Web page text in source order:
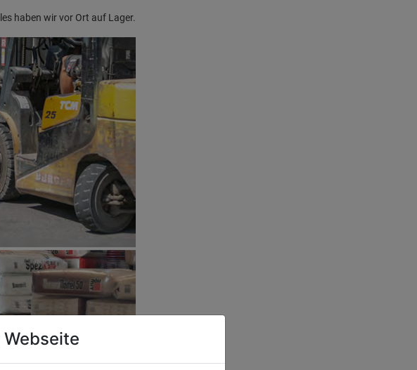
haben wir vor Ort auf Lager.